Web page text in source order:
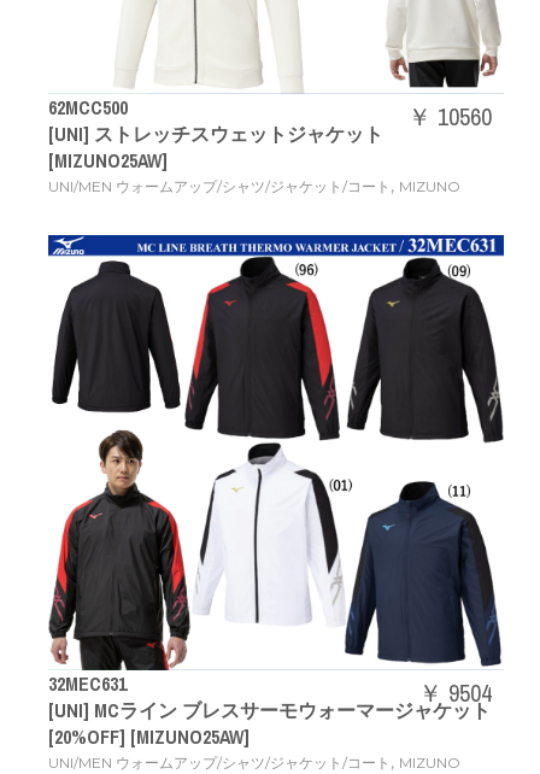
62MCC500
[UNI] ストレッチスウェットジャケット
[MIZUNO25AW]
UNI/MEN ウォームアップ/シャツ/ジャケット/コート , MIZUNO
￥ 10560
32MEC631
[UNI] MCライン ブレスサーモウォーマージャケット
[20%OFF] [MIZUNO25AW]
UNI/MEN ウォームアップ/シャツ/ジャケット/コート , MIZUNO
￥ 9504